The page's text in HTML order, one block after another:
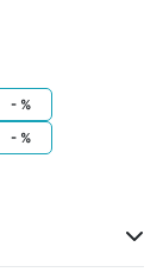
- %
- %